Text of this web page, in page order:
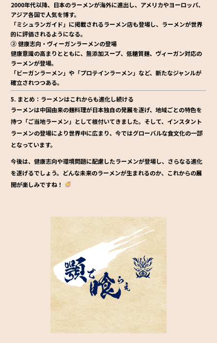
2000年代以降、 日本のラーメンが海外に進出し、アメリカやヨーロッパ、
アジア各国で人気を博す。
「ミシュランガイド」に掲載されるラーメン店も登場し、ラーメンが世界
的に評価されるようになる。
② 健康志向・ヴィーガンラーメンの登場
健康意識の高まりとともに、無添加スープ、低糖質麺、ヴィーガン対応の
ラーメンが登場。
「ビーガンラーメン」や「プロテインラーメン」など、新たなジャンルが
確立されつつある。
5. まとめ：ラーメンはこれからも進化し続ける
ラーメンは中国由来の麺料理が日本独自の発展を遂げ、地域ごとの特色を
持つ「ご当地ラーメン」として根付いてきました。そして、 インスタント
ラーメンの登場により世界中に広まり、今ではグローバルな食文化の一部
となっています。
今後は、健康志向や環境問題に配慮したラーメンが登場し、さらなる進化
を遂げるでしょう。どんな未来のラーメンが生まれるのか、これからの展
開が楽しみですね！